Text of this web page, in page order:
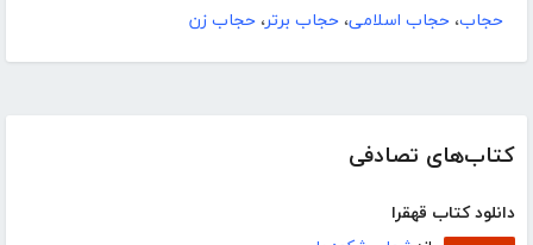
کتاب‌های تصادفی
دانلود کتاب قهقرا
حجاب، حجاب اسلامی، حجاب برتر، حجاب زن